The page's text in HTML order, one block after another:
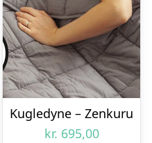
Kugledyne – Zenkuru
kr. 695,00